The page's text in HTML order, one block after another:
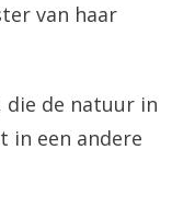
van haar
die de natuur in
in een andere